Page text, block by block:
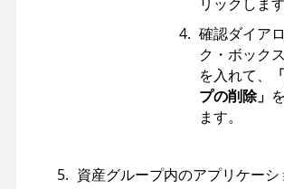
確認ダイア
ク・ボック
を入れて、
プの削除」
ます。
資産グループ内のアプリケー